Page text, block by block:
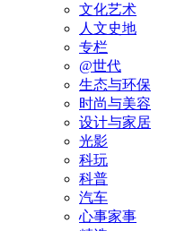
文化艺术
人文史地
专栏
@世代
生态与环保
时尚与美容
设计与家居
光影
科玩
科普
汽车
心事家事